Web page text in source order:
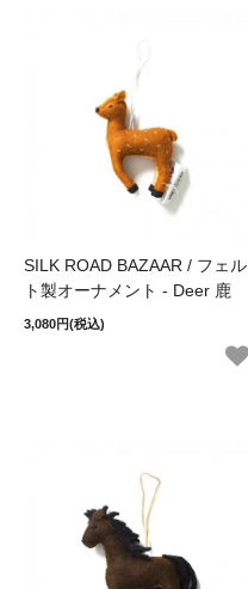
SILK ROAD BAZAAR / フェル
ト製オーナメント - Deer 鹿
3,080円(税込)